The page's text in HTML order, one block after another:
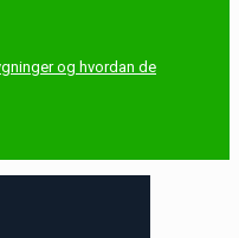
og hvordan de